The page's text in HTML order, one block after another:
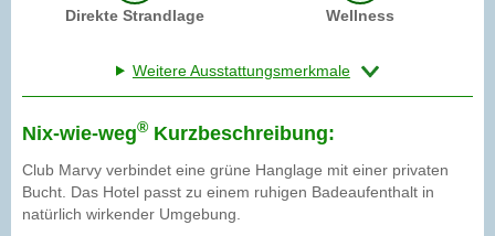
Direkte Strandlage Wellness
Weitere Ausstattungsmerkmale
Nix-wie-weg® Kurzbeschreibung:
Club Marvy verbindet eine grüne Hanglage mit einer privaten
Bucht. Das Hotel passt zu einem ruhigen Badeaufenthalt in
natürlich wirkender Umgebung.